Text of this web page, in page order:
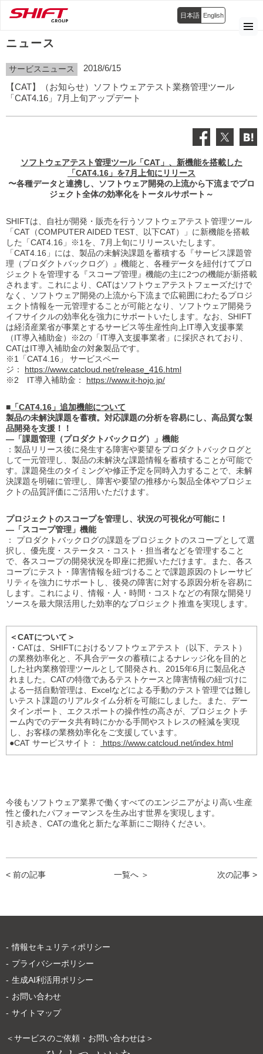
日本語 English
ニュース
サービスニュース
2018/6/15
【CAT】（お知らせ）ソフトウェアテスト業務管理ツール
「CAT4.16」7月上旬アップデート
ソフトウェアテスト管理ツール「CAT」、新機能を搭載した
「CAT4.16」を7月上旬にリリース
〜各種データと連携し、ソフトウェア開発の上流から下流までプロ
ジェクト全体の効率化をトータルサポート～
SHIFTは、自社が開発・販売を行うソフトウェアテスト管理ツール
「CAT（COMPUTER AIDED TEST、以下CAT）」に新機能を搭載
した「CAT4.16」※1を、7月上旬にリリースいたします。
「CAT4.16」には、製品の未解決課題を蓄積する『サービス課題管
理（プロダクトバックログ）』機能と、各種データを紐付けてプロ
ジェクトを管理する『スコープ管理』機能の主に2つの機能が新搭載
されます。これにより、CATはソフトウェアテストフェーズだけで
なく、ソフトウェア開発の上流から下流まで広範囲にわたるプロジ
ェクト情報を一元管理することが可能となり、ソフトウェア開発ラ
イフサイクルの効率化を強力にサポートいたします。なお、SHIFT
は経済産業省が事業とするサービス等生産性向上IT導入支援事業
（IT導入補助金）※2の「IT導入支援事業者」に採択されており、
CATはIT導入補助金の対象製品です。
※1「CAT4.16」 サービスペー
ジ： https://www.catcloud.net/release_416.html
※2 IT導入補助金： https://www.it-hojo.jp/
■ 「CAT4.16」追加機能について
製品の未解決課題を蓄積。対応課題の分析を容易にし、高品質な製
品開発を支援！！
―「課題管理（プロダクトバックログ）」機能
：製品リリース後に発生する障害や要望をプロダクトバックログと
して一元管理し、製品の未解決な課題情報を蓄積することが可能で
す。課題発生のタイミングや修正予定を同時入力することで、未解
決課題を明確に管理し、障害や要望の推移から製品全体やプロジェ
クトの品質評価にご活用いただけます。
プロジェクトのスコープを管理し、状況の可視化が可能に！
―「スコープ管理」機能
： プロダクトバックログの課題をプロジェクトのスコープとして選
択し、優先度・ステータス・コスト・担当者などを管理すること
で、各スコープの開発状況を即座に把握いただけます。また、各ス
コープにテスト・障害情報を紐づけることで課題原因のトレーサビ
リティを強力にサポートし、後発の障害に対する原因分析を容易に
します。これにより、情報・人・時間・コストなどの有限な開発リ
ソースを最大限活用した効率的なプロジェクト推進を実現します。
＜CATについて＞
・CATは、SHIFTにおけるソフトウェアテスト（以下、テスト）
の業務効率化と、不具合データの蓄積によるナレッジ化を目的と
した社内業務管理ツールとして開発され、2015年6月に製品化さ
れました。CATの特徴であるテストケースと障害情報の紐づけに
よる一括自動管理は、Excelなどによる手動のテスト管理では難し
いテスト課題のリアルタイム分析を可能にしました。また、デー
タインポート、エクスポートの操作性の高さが、プロジェクトチ
ーム内でのデータ共有時にかかる手間やストレスの軽減を実現
し、お客様の業務効率化をご支援しています。
●CAT サービスサイト：
https://www.catcloud.net/index.html
今後もソフトウェア業界で働くすべてのエンジニアがより高い生産
性と優れたパフォーマンスを生み出す世界を実現します。
引き続き、CATの進化と新たな革新にご期待ください。
< 前の記事 一覧へ ＞ 次の記事 >
情報セキュリティポリシー
プライバシーポリシー
生成AI利活用ポリシー
お問い合わせ
サイトマップ
＜サービスのご依頼・お問い合わせは＞